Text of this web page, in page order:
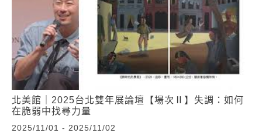
北美館｜2025台北雙年展論壇【場次Ⅱ】失調：如何
在脆弱中找尋力量
2025/11/01 - 2025/11/02